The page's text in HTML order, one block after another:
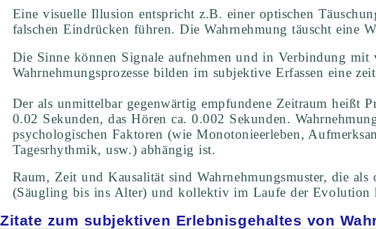
Eine visuelle Illusion entspricht z.B. einer optischen
falschen Eindrücken führen. Die Wahrnehmung täuscht eine
Die Sinne können Signale aufnehmen und in Verbindung
Wahrnehmungsprozesse bilden im subjektive Erfassen eine
Der als unmittelbar gegenwärtig empfundene Zeitraum heißt
0.02 Sekunden, das Hören ca. 0.002 Sekunden.
psychologischen Faktoren (wie Monotonieerleben,
Tagesrhythmik, usw.) abhängig ist.
Raum, Zeit und Kausalität sind Wahrnehmungsmuster, die
(Säugling bis ins Alter) und kollektiv im Laufe der Evolution
Zitate zum subjektiven Erlebnisgehaltes von